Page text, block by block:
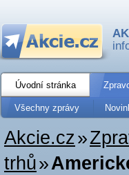
Úvodní stránka
Všechny zprávy
Akcie.cz»
trhů»